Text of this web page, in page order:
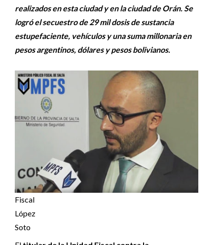
realizados en esta ciudad y en la ciudad de Orán. Se
logró el secuestro de 29 mil dosis de sustancia
estupefaciente, vehículos y una suma millonaria en
pesos argentinos, dólares y pesos bolivianos.
Fiscal
López
Soto